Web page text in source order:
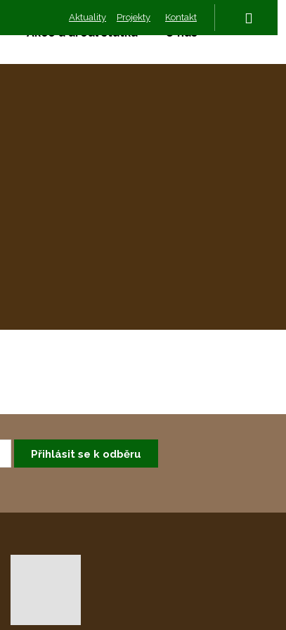
Aktuality Projekty Kontakt
Akce a areál statku O nás
Přihlásit se k odběru